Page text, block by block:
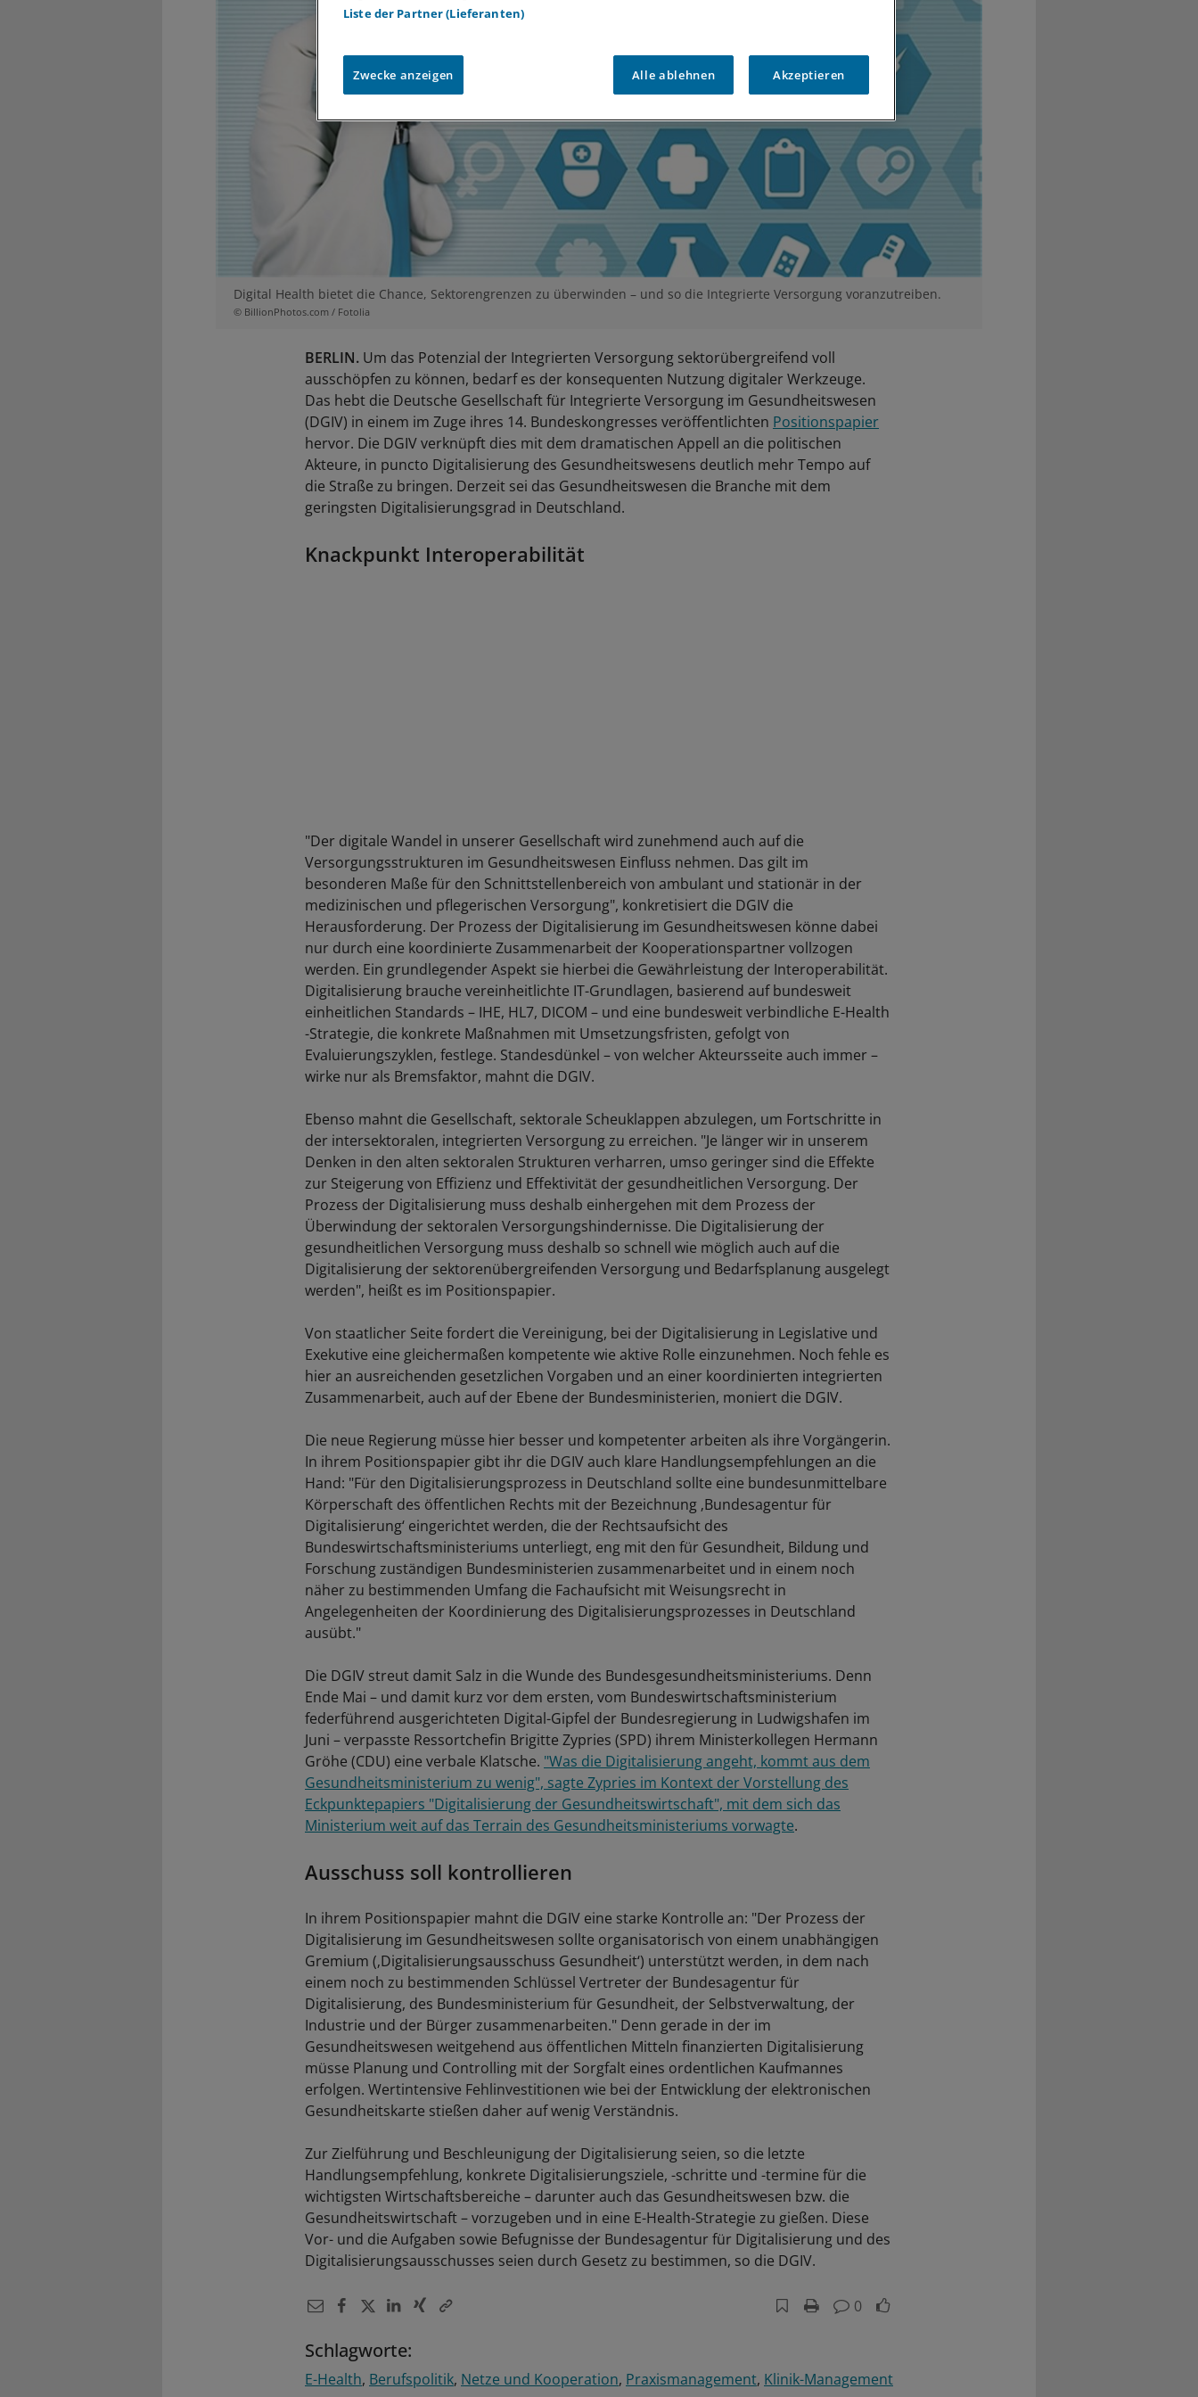
Digital Health bietet die Chance, Sektorengrenzen zu überwinden – und so die Integrierte Versorgung voranzutreiben.
© BillionPhotos.com / Fotolia
BERLIN. Um das Potenzial der Integrierten Versorgung sektorübergreifend voll
ausschöpfen zu können, bedarf es der konsequenten Nutzung digitaler Werkzeuge.
Das hebt die Deutsche Gesellschaft für Integrierte Versorgung im Gesundheitswesen
(DGIV) in einem im Zuge ihres 14. Bundeskongresses veröffentlichten Positionspapier
hervor. Die DGIV verknüpft dies mit dem dramatischen Appell an die politischen
Akteure, in puncto Digitalisierung des Gesundheitswesens deutlich mehr Tempo auf
die Straße zu bringen. Derzeit sei das Gesundheitswesen die Branche mit dem
geringsten Digitalisierungsgrad in Deutschland.
Knackpunkt Interoperabilität
"Der digitale Wandel in unserer Gesellschaft wird zunehmend auch auf die
Versorgungsstrukturen im Gesundheitswesen Einfluss nehmen. Das gilt im
besonderen Maße für den Schnittstellenbereich von ambulant und stationär in der
medizinischen und pflegerischen Versorgung", konkretisiert die DGIV die
Herausforderung. Der Prozess der Digitalisierung im Gesundheitswesen könne dabei
nur durch eine koordinierte Zusammenarbeit der Kooperationspartner vollzogen
werden. Ein grundlegender Aspekt sie hierbei die Gewährleistung der Interoperabilität.
Digitalisierung brauche vereinheitlichte IT-Grundlagen, basierend auf bundesweit
einheitlichen Standards – IHE, HL7, DICOM – und eine bundesweit verbindliche E-Health
-Strategie, die konkrete Maßnahmen mit Umsetzungsfristen, gefolgt von
Evaluierungszyklen, festlege. Standesdünkel – von welcher Akteursseite auch immer –
wirke nur als Bremsfaktor, mahnt die DGIV.
Ebenso mahnt die Gesellschaft, sektorale Scheuklappen abzulegen, um Fortschritte in
der intersektoralen, integrierten Versorgung zu erreichen. "Je länger wir in unserem
Denken in den alten sektoralen Strukturen verharren, umso geringer sind die Effekte
zur Steigerung von Effizienz und Effektivität der gesundheitlichen Versorgung. Der
Prozess der Digitalisierung muss deshalb einhergehen mit dem Prozess der
Überwindung der sektoralen Versorgungshindernisse. Die Digitalisierung der
gesundheitlichen Versorgung muss deshalb so schnell wie möglich auch auf die
Digitalisierung der sektorenübergreifenden Versorgung und Bedarfsplanung ausgelegt
werden", heißt es im Positionspapier.
Von staatlicher Seite fordert die Vereinigung, bei der Digitalisierung in Legislative und
Exekutive eine gleichermaßen kompetente wie aktive Rolle einzunehmen. Noch fehle es
hier an ausreichenden gesetzlichen Vorgaben und an einer koordinierten integrierten
Zusammenarbeit, auch auf der Ebene der Bundesministerien, moniert die DGIV.
Die neue Regierung müsse hier besser und kompetenter arbeiten als ihre Vorgängerin.
In ihrem Positionspapier gibt ihr die DGIV auch klare Handlungsempfehlungen an die
Hand: "Für den Digitalisierungsprozess in Deutschland sollte eine bundesunmittelbare
Körperschaft des öffentlichen Rechts mit der Bezeichnung ‚Bundesagentur für
Digitalisierung‘ eingerichtet werden, die der Rechtsaufsicht des
Bundeswirtschaftsministeriums unterliegt, eng mit den für Gesundheit, Bildung und
Forschung zuständigen Bundesministerien zusammenarbeitet und in einem noch
näher zu bestimmenden Umfang die Fachaufsicht mit Weisungsrecht in
Angelegenheiten der Koordinierung des Digitalisierungsprozesses in Deutschland
ausübt."
Die DGIV streut damit Salz in die Wunde des Bundesgesundheitsministeriums. Denn
Ende Mai – und damit kurz vor dem ersten, vom Bundeswirtschaftsministerium
federführend ausgerichteten Digital-Gipfel der Bundesregierung in Ludwigshafen im
Juni – verpasste Ressortchefin Brigitte Zypries (SPD) ihrem Ministerkollegen Hermann
Gröhe (CDU) eine verbale Klatsche. "Was die Digitalisierung angeht, kommt aus dem
Gesundheitsministerium zu wenig", sagte Zypries im Kontext der Vorstellung des
Eckpunktepapiers "Digitalisierung der Gesundheitswirtschaft", mit dem sich das
Ministerium weit auf das Terrain des Gesundheitsministeriums vorwagte.
Ausschuss soll kontrollieren
In ihrem Positionspapier mahnt die DGIV eine starke Kontrolle an: "Der Prozess der
Digitalisierung im Gesundheitswesen sollte organisatorisch von einem unabhängigen
Gremium (‚Digitalisierungsausschuss Gesundheit‘) unterstützt werden, in dem nach
einem noch zu bestimmenden Schlüssel Vertreter der Bundesagentur für
Digitalisierung, des Bundesministerium für Gesundheit, der Selbstverwaltung, der
Industrie und der Bürger zusammenarbeiten." Denn gerade in der im
Gesundheitswesen weitgehend aus öffentlichen Mitteln finanzierten Digitalisierung
müsse Planung und Controlling mit der Sorgfalt eines ordentlichen Kaufmannes
erfolgen. Wertintensive Fehlinvestitionen wie bei der Entwicklung der elektronischen
Gesundheitskarte stießen daher auf wenig Verständnis.
Zur Zielführung und Beschleunigung der Digitalisierung seien, so die letzte
Handlungsempfehlung, konkrete Digitalisierungsziele, -schritte und -termine für die
wichtigsten Wirtschaftsbereiche – darunter auch das Gesundheitswesen bzw. die
Gesundheitswirtschaft – vorzugeben und in eine E-Health-Strategie zu gießen. Diese
Vor- und die Aufgaben sowie Befugnisse der Bundesagentur für Digitalisierung und des
Digitalisierungsausschusses seien durch Gesetz zu bestimmen, so die DGIV.
0
Schlagworte:
E-Health Berufspolitik Netze und Kooperation Praxismanagement Klinik-Management
Liste der Partner (Lieferanten)
Zwecke anzeigen Alle ablehnen Akzeptieren